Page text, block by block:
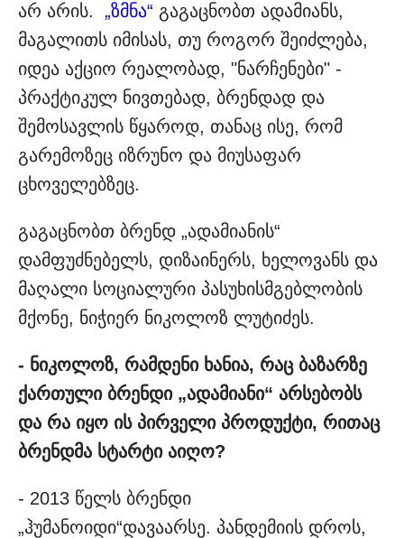
არ არის. „ზმნა“ გაგაცნობთ ადამიანს,
მაგალითს იმისას, თუ როგორ შეიძლება,
იდეა აქციო რეალობად, "ნარჩენები" -
პრაქტიკულ ნივთებად, ბრენდად და
შემოსავლის წყაროდ, თანაც ისე, რომ
გარემოზეც იზრუნო და მიუსაფარ
ცხოველებზეც.
გაგაცნობთ ბრენდ „ადამიანის“
დამფუძნებელს, დიზაინერს, ხელოვანს და
მაღალი სოციალური პასუხისმგებლობის
მქონე, ნიჭიერ ნიკოლოზ ლუტიძეს.
- ნიკოლოზ, რამდენი ხანია, რაც ბაზარზე
ქართული ბრენდი „ადამიანი“ არსებობს
და რა იყო ის პირველი პროდუქტი, რითაც
ბრენდმა სტარტი აიღო?
- 2013 წელს ბრენდი
„ჰუმანოიდი“დავაარსე. პანდემიის დროს,